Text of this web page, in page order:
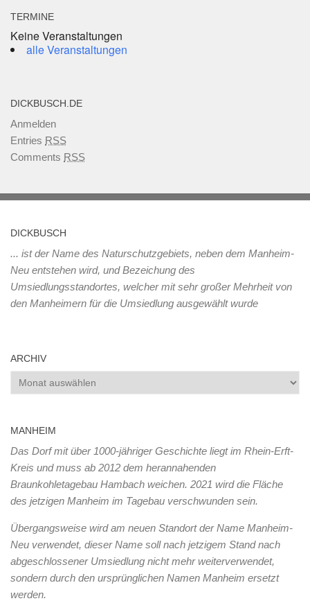
TERMINE
Keine Veranstaltungen
alle Veranstaltungen
DICKBUSCH.DE
Anmelden
Entries RSS
Comments RSS
DICKBUSCH
... ist der Name des Naturschutzgebiets, neben dem Manheim-
Neu entstehen wird, und Bezeichung des
Umsiedlungsstandortes, welcher mit sehr großer Mehrheit von
den Manheimern für die Umsiedlung ausgewählt wurde
ARCHIV
Archiv
MANHEIM
Das Dorf mit über 1000-jähriger Geschichte liegt im Rhein-Erft-
Kreis und muss ab 2012 dem herannahenden
Braunkohletagebau Hambach weichen. 2021 wird die Fläche
des jetzigen Manheim im Tagebau verschwunden sein.
Übergangsweise wird am neuen Standort der Name Manheim-
Neu verwendet, dieser Name soll nach jetzigem Stand nach
abgeschlossener Umsiedlung nicht mehr weiterverwendet,
sondern durch den ursprünglichen Namen Manheim ersetzt
werden.